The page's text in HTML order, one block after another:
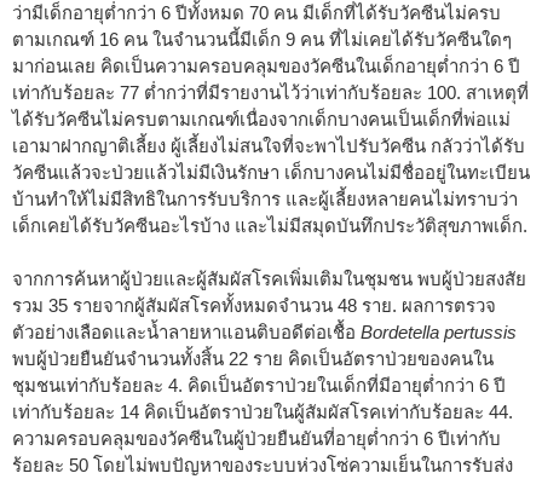
ว่ามีเด็กอายุต่ำกว่า 6 ปีทั้งหมด 70 คน มีเด็กที่ได้รับวัคซีนไม่ครบ
ตามเกณฑ์ 16 คน ในจำนวนนี้มีเด็ก 9 คน ที่ไม่เคยได้รับวัคซีนใดๆ
มาก่อนเลย คิดเป็นความครอบคลุมของวัคซีนในเด็กอายุต่ำกว่า 6 ปี
เท่ากับร้อยละ 77 ต่ำกว่าที่มีรายงานไว้ว่าเท่ากับร้อยละ 100. สาเหตุที่
ได้รับวัคซีนไม่ครบตามเกณฑ์เนื่องจากเด็กบางคนเป็นเด็กที่พ่อแม่
เอามาฝากญาติเลี้ยง ผู้เลี้ยงไม่สนใจที่จะพาไปรับวัคซีน กลัวว่าได้รับ
วัคซีนแล้วจะป่วยแล้วไม่มีเงินรักษา เด็กบางคนไม่มีชื่ออยู่ในทะเบียน
บ้านทำให้ไม่มีสิทธิในการรับบริการ และผู้เลี้ยงหลายคนไม่ทราบว่า
เด็กเคยได้รับวัคซีนอะไรบ้าง และไม่มีสมุดบันทึกประวัติสุขภาพเด็ก.
จากการค้นหาผู้ป่วยและผู้สัมผัสโรคเพิ่มเติมในชุมชน พบผู้ป่วยสงสัย
รวม 35 รายจากผู้สัมผัสโรคทั้งหมดจำนวน 48 ราย. ผลการตรวจ
ตัวอย่างเลือดและน้ำลายหาแอนติบอดีต่อเชื้อ Bordetella pertussis
พบผู้ป่วยยืนยันจำนวนทั้งสิ้น 22 ราย คิดเป็นอัตราป่วยของคนใน
ชุมชนเท่ากับร้อยละ 4. คิดเป็นอัตราป่วยในเด็กที่มีอายุต่ำกว่า 6 ปี
เท่ากับร้อยละ 14 คิดเป็นอัตราป่วยในผู้สัมผัสโรคเท่ากับร้อยละ 44.
ความครอบคลุมของวัคซีนในผู้ป่วยยืนยันที่อายุต่ำกว่า 6 ปีเท่ากับ
ร้อยละ 50 โดยไม่พบปัญหาของระบบห่วงโซ่ความเย็นในการรับส่ง